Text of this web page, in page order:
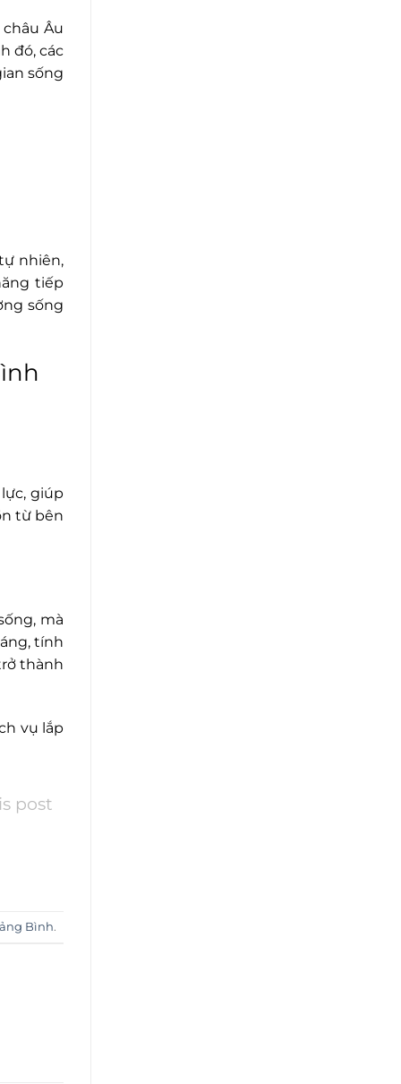
Âu
đó, các
sống
nhiên,
tiếp
sống
giúp
từ bên
mà
tính
thành
vụ lắp
post
Bình.